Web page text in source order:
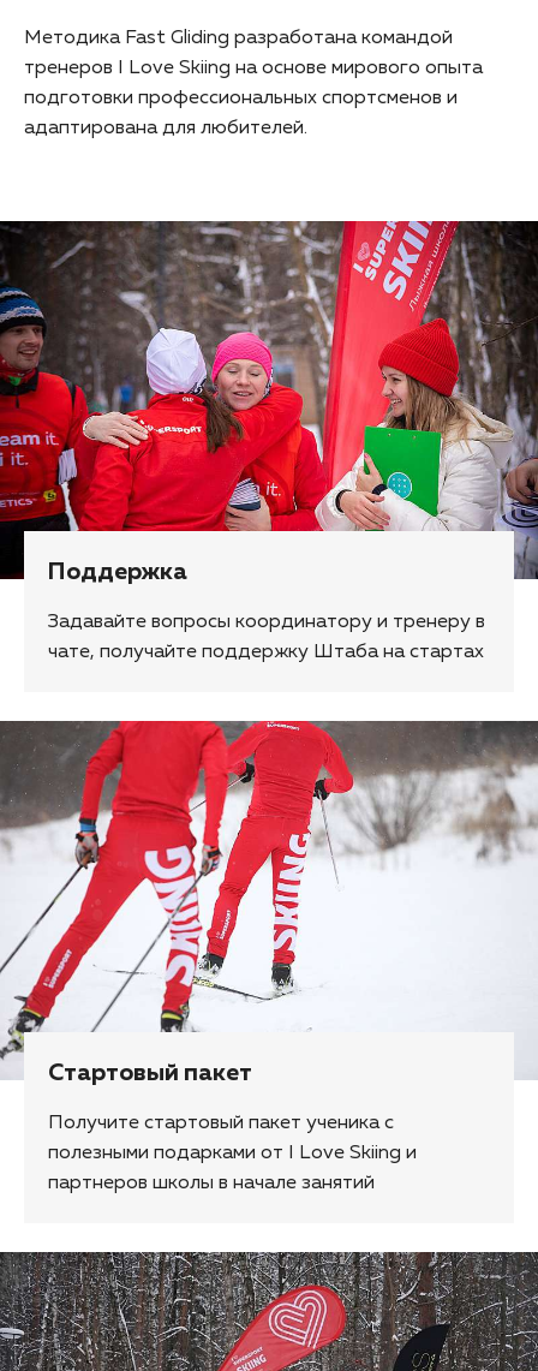
Методика Fast Gliding разработана командой
тренеров I Love Skiing на основе мирового опыта
подготовки профессиональных спортсменов и
адаптирована для любителей.
Поддержка
Задавайте вопросы координатору и тренеру в
чате, получайте поддержку Штаба на стартах
Стартовый пакет
Получите стартовый пакет ученика с
полезными подарками от I Love Skiing и
партнеров школы в начале занятий